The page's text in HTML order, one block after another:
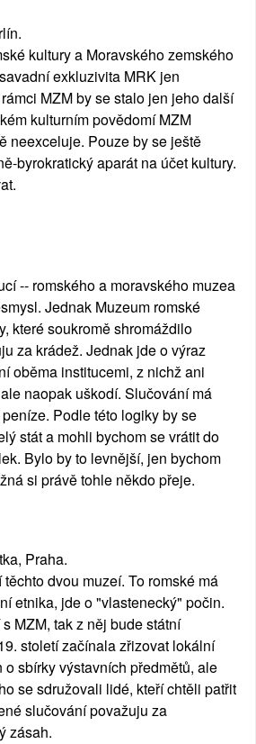
kultury a Moravského zemského
exkluzivita MRK jen
MZM by se stalo jen jeho další
kulturním povědomí MZM
neexceluje. Pouze by se ještě
byrokratický aparát na účet kultury.
-- romského a moravského muzea
Jednak Muzeum romské
které soukromě shromáždilo
za krádež. Jednak jde o výraz
oběma institucemi, z nichž ani
naopak uškodí. Slučování má
Podle této logiky by se
stát a mohli bychom se vrátit do
Bylo by to levnější, jen bychom
si právě tohle někdo přeje.
Praha.
dvou muzeí. To romské má
etnika, jde o "vlastenecký" počin.
MZM, tak z něj bude státní
století začínala zřizovat lokální
o sbírky výstavních předmětů, ale
se sdružovali lidé, kteří chtěli patřit
slučování považuju za
zásah.